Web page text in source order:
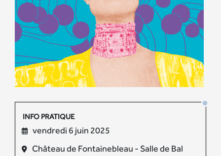
INFO PRATIQUE
vendredi 6 juin 2025
Château de Fontainebleau - Salle de Bal